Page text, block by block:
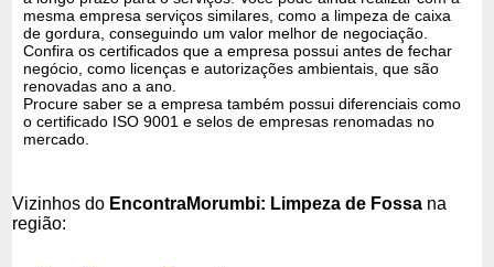
mesma empresa serviços similares, como a limpeza de caixa
de gordura, conseguindo um valor melhor de negociação.
Confira os certificados que a empresa possui antes de fechar
negócio, como licenças e autorizações ambientais, que são
renovadas ano a ano.
Procure saber se a empresa também possui diferenciais como
o certificado ISO 9001 e selos de empresas renomadas no
mercado.
Vizinhos do EncontraMorumbi: Limpeza de Fossa na
região: